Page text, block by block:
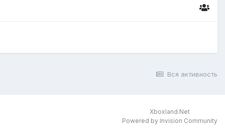
Вся активность
Xboxland.Net
Powered by Invision Community